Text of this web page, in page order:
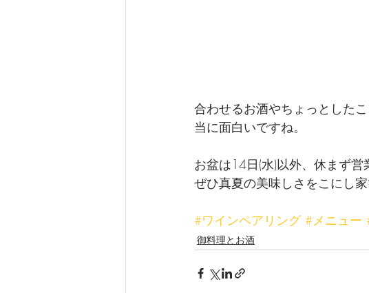
合わせるお酒やちょっとした
当に面白いですね。
お盆は14日(水)以外、休まず営
ぜひ真夏の美味しさをこにし
#ワインペアリング #メニュー
御料理とお酒